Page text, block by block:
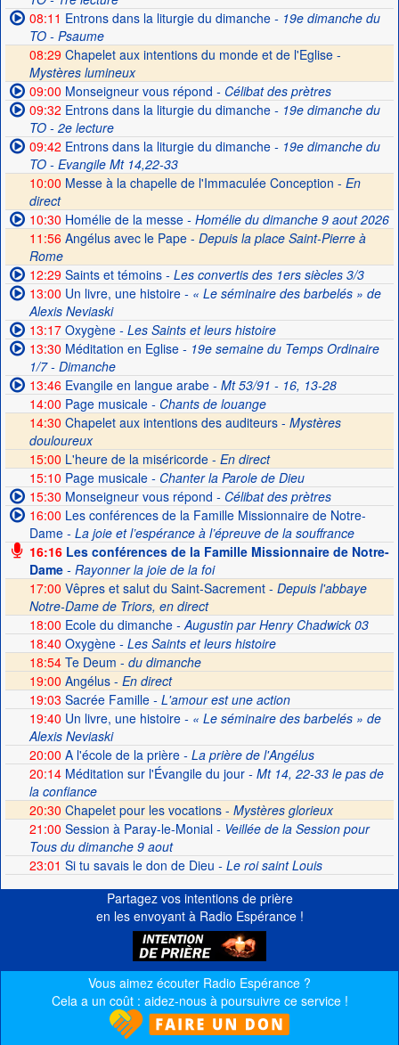
08:11 Entrons dans la liturgie du dimanche- 19e dimanche du
TO - Psaume
08:29 Chapelet aux intentions du monde et de l'Eglise -
Mystères lumineux
09:00 Monseigneur vous répond - Célibat des prètres
09:32 Entrons dans la liturgie du dimanche- 19e dimanche du
TO - 2e lecture
09:42 Entrons dans la liturgie du dimanche- 19e dimanche du
TO - Evangile Mt 14,22-33
10:00 Messe à la chapelle de l'Immaculée Conception - En
direct
10:30 Homélie de la messe- Homélie du dimanche 9 aout 2026
11:56 Angélus avec le Pape - Depuis la place Saint-Pierre à
Rome
12:29Saints et témoins- Les convertis des 1ers siècles 3/3
13:00 Un livre, une histoire- « Le séminaire des barbelés » de
Alexis Neviaski
13:17Oxygène- Les Saints et leurs histoire
13:30 Méditation en Eglise- 19e semaine du Temps Ordinaire
1/7 - Dimanche
13:46Evangile en langue arabe- Mt 53/91 - 16, 13-28
14:00 Page musicale- Chants de louange
14:30 Chapelet aux intentions des auditeurs - Mystères
douloureux
15:00 L'heure de la miséricorde - En direct
15:10 Page musicale- Chanter la Parole de Dieu
15:30 Monseigneur vous répond - Célibat des prètres
16:00 Les conférences de la Famille Missionnaire de Notre-
Dame- La joie et l’espérance à l’épreuve de la souffrance
16:16Les conférences de la Famille Missionnaire de Notre-
Dame- Rayonner la joie de la foi
17:00 Vêpres et salut du Saint-Sacrement - Depuis l'abbaye
Notre-Dame de Triors, en direct
18:00 Ecole du dimanche- Augustin par Henry Chadwick 03
18:40 Oxygène- Les Saints et leurs histoire
18:54Te Deum - du dimanche
19:00 Angélus - En direct
19:03 Sacrée Famille- L'amour est une action
19:40 Un livre, une histoire- « Le séminaire des barbelés » de
Alexis Neviaski
20:00 A l'école de la prière- La prière de l'Angélus
20:14Méditation sur l'Évangile du jour- Mt 14, 22-33 le pas de
la confiance
20:30 Chapelet pour les vocations - Mystères glorieux
21:00 Session à Paray-le-Monial- Veillée de la Session pour
Tous du dimanche 9 aout
23:01 Si tu savais le don de Dieu - Le roi saint Louis
Partagez vos intentions de prière
en les envoyant à Radio Espérance !
Vous aimez écouter Radio Espérance ?
Cela a un coût : aidez-nous à poursuivre ce service !